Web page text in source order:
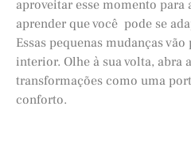
aproveitar esse momento para
aprender que você pode se
Essas pequenas mudanças
interior. Olhe à sua volta, abra
transformações como uma
conforto.